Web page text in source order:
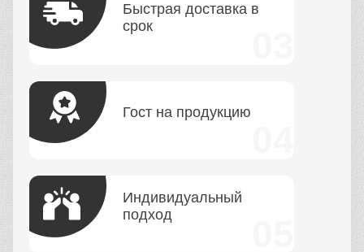
Быстрая доставка в
срок
Гост на продукцию
Индивидуальный
подход